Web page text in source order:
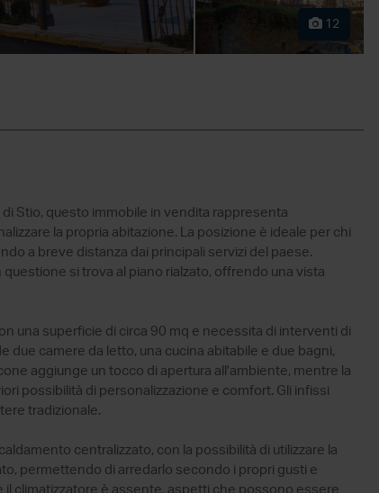
12
Stio, questo immobile in vendita rappresenta
la propria abitazione. La posizione è ideale per chi
a breve distanza dai principali servizi del paese.
si trova al piano rialzato, offrendo una vista
una superficie di circa 90 mq e necessita di interventi di
camere da letto, una cucina abitabile e due bagni,
aggiunge un tocco di apertura all'ambiente, mentre la
possibilità di personalizzazione e comfort. Gli infissi
tradizionale.
centralizzato, con la possibilità di utilizzare la
permettendo di arredarlo secondo i propri gusti e
climatizzatore è assente, aspetti che possono essere